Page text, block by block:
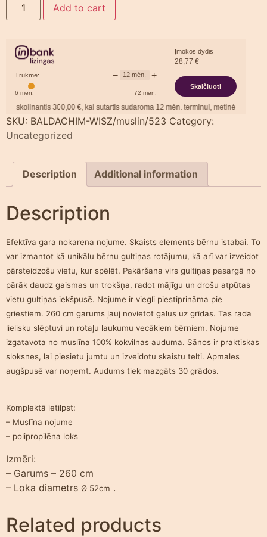
Add to cart
Trukmė: − 12 mėn. +
6 mėn. 72 mėn.
Įmokos dydis
28,77 €
Skaičiuoti
300,00€, kai sutartis sudaroma12mėn. terminui, metinė palūkanų
SKU: BALDACHIM-WISZ/muslin/523 Category:
Uncategorized
Description Additional information
Description
Efektīva gara nokarena nojume. Skaists elements bērnu istabai. To
var izmantot kā unikālu bērnu gultiņas rotājumu, kā arī var izveidot
pārsteidzošu vietu, kur spēlēt. Pakāršana virs gultiņas pasargā no
pārāk daudz gaismas un trokšņa, radot mājīgu un drošu atpūtas
vietu gultiņas iekšpusē. Nojume ir viegli piestiprināma pie
griestiem. 260 cm garums ļauj novietot galus uz grīdas. Tas rada
lielisku slēptuvi un rotaļu laukumu vecākiem bērniem. Nojume
izgatavota no muslīna 100% kokvilnas auduma. Sānos ir praktiskas
sloksnes, lai piesietu jumtu un izveidotu skaistu telti. Apmales
augšpusē var noņemt. Audums tiek mazgāts 30 grādos.
Komplektā ietilpst:
– Muslīna nojume
– polipropilēna loks
Izmēri:
– Garums – 260 cm
– Loka diametrs Ø 52cm .
Related products